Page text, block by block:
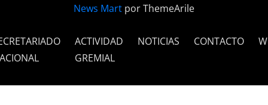
News Mart por ThemeArile
ACTIVIDAD
GREMIAL
NOTICIAS CONTACTO